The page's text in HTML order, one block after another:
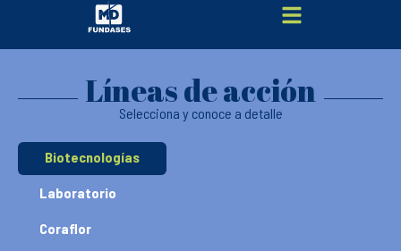
Líneas de acción
Selecciona y conoce a detalle
Biotecnologías
Laboratorio
Coraflor